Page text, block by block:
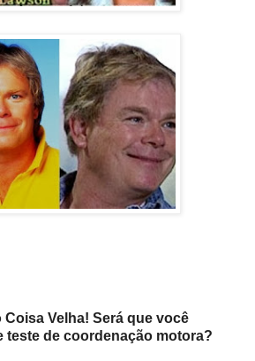
Velha! Será que você
teste de coordenação motora?